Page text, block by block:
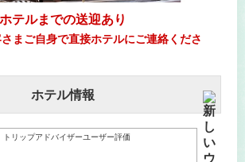
テルまでの送迎あり
さまご自身で直接ホテルにご連絡くださ
ホテル情報
トリップアドバイザーユーザー評価